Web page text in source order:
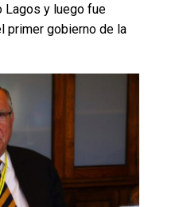
Lagos y luego fue
primer gobierno de la